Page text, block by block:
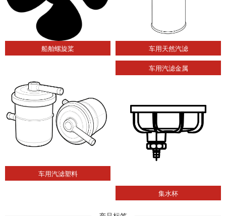
船舶螺旋桨 车用天然汽滤
车用汽滤塑料
车用汽滤金属
集水杯